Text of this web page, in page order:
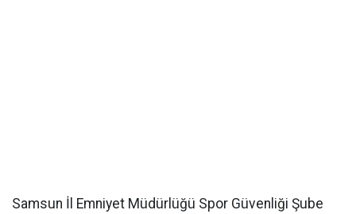
Samsun İl Emniyet Müdürlüğü Spor Güvenliği Şube